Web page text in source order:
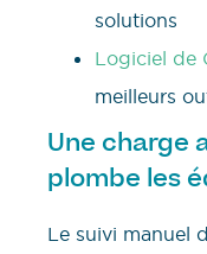
solutions
Logiciel de
meilleurs
Une charge
plombe les
Le suivi manuel